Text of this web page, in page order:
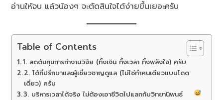
อ่านให้จบ แล้วน้องๆ จะตัดสินใจได้ง่ายขึ้นเยอะครับ
Table of Contents
1. ลดต้นทุนการทำงานวิจัย (ทั้งเงิน ทั้งเวลา ทั้งพลังใจ) ครับ
2. ได้ที่ปรึกษาและผู้เชี่ยวชาญดูแล (ไม่ใช่ทำคนเดียวแบบโดด
เดี่ยว) ครับ
3. บริหารเวลาได้จริง ไม่ต้องเอาชีวิตไปแลกกับวิทยานิพนธ์